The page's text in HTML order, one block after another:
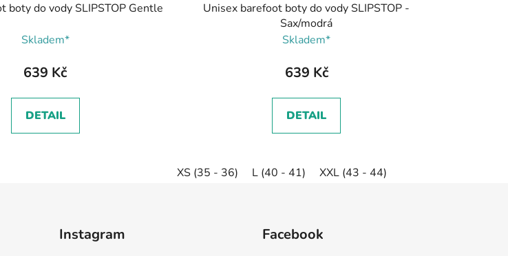
boty do vody SLIPSTOP Gentle
Skladem*
639 Kč
DETAIL
Unisex barefoot boty do vody SLIPSTOP -
Sax/modrá
Skladem*
639 Kč
DETAIL
XS (35 - 36) L (40 - 41) XXL (43 - 44)
Instagram Facebook